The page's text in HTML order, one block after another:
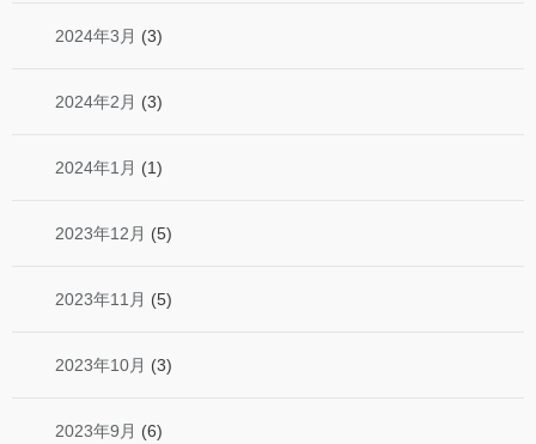
2024年3月 (3)
2024年2月 (3)
2024年1月 (1)
2023年12月 (5)
2023年11月 (5)
2023年10月 (3)
2023年9月 (6)